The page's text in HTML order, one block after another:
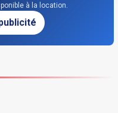
à la location.